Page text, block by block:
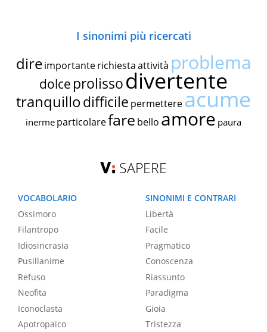
I sinonimi più ricercati
dire importante richiestaattività problema
dolce prolissodivertente
tranquillodifficile permettereacume
inerme particolarefare bello amore paura
SAPERE
VOCABOLARIO
Ossimoro
Filantropo
Idiosincrasia
Pusillanime
Refuso
Neofita
Iconoclasta
Apotropaico
SINONIMI E CONTRARI
Libertà
Facile
Pragmatico
Conoscenza
Riassunto
Paradigma
Gioia
Tristezza